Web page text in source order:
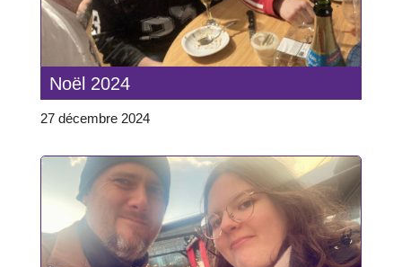
Noël 2024
27 décembre 2024